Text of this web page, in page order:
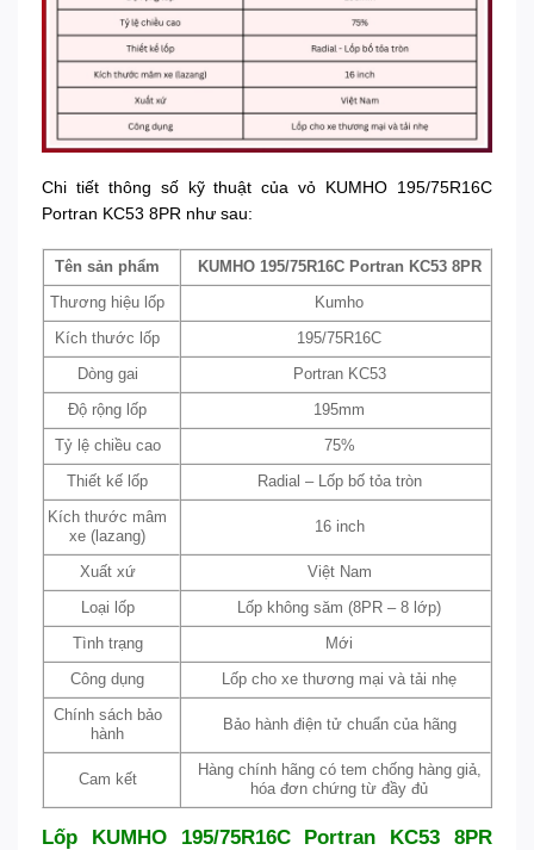
Chi tiết thông số kỹ thuật của vỏ KUMHO 195/75R16C
Portran KC53 8PR như sau:
Tên sản phẩm KUMHO 195/75R16C Portran KC53 8PR
Thương hiệu lốp Kumho
Kích thước lốp 195/75R16C
Dòng gai Portran KC53
Độ rộng lốp 195mm
Tỷ lệ chiều cao 75%
Thiết kế lốp Radial – Lốp bố tỏa tròn
Kích thước mâm
xe (lazang)
16 inch
Xuất xứ Việt Nam
Loại lốp Lốp không săm (8PR – 8 lớp)
Tình trạng Mới
Công dụng Lốp cho xe thương mại và tải nhẹ
Chính sách bảo
hành
Bảo hành điện tử chuẩn của hãng
Cam kết
Hàng chính hãng có tem chống hàng giả,
hóa đơn chứng từ đầy đủ
Lốp KUMHO 195/75R16C Portran KC53 8PR